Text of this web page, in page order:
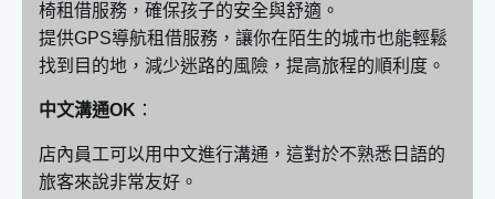
椅租借服務，確保孩子的安全與舒適。
提供GPS導航租借服務，讓你在陌生的城市也能輕鬆
找到目的地，減少迷路的風險，提高旅程的順利度。
中文溝通OK ：
店內員工可以用中文進行溝通，這對於不熟悉日語的
旅客來說非常友好。